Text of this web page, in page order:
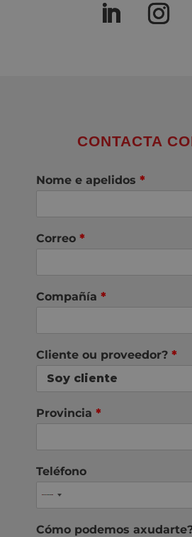
CONTACTA
Nome e apelidos *
Correo *
Compañía *
Cliente ou proveedor? *
Provincia *
Teléfono
Cómo podemos